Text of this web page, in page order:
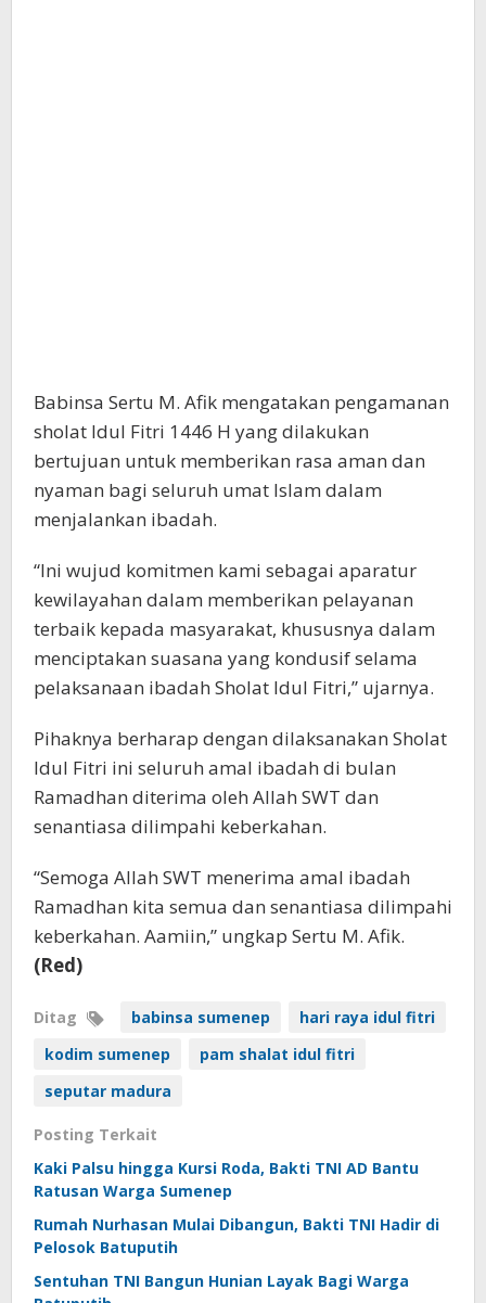
Babinsa Sertu M. Afik mengatakan pengamanan
sholat Idul Fitri 1446 H yang dilakukan
bertujuan untuk memberikan rasa aman dan
nyaman bagi seluruh umat Islam dalam
menjalankan ibadah.
“Ini wujud komitmen kami sebagai aparatur
kewilayahan dalam memberikan pelayanan
terbaik kepada masyarakat, khususnya dalam
menciptakan suasana yang kondusif selama
pelaksanaan ibadah Sholat Idul Fitri,” ujarnya.
Pihaknya berharap dengan dilaksanakan Sholat
Idul Fitri ini seluruh amal ibadah di bulan
Ramadhan diterima oleh Allah SWT dan
senantiasa dilimpahi keberkahan.
“Semoga Allah SWT menerima amal ibadah
Ramadhan kita semua dan senantiasa dilimpahi
keberkahan. Aamiin,” ungkap Sertu M. Afik.
(Red)
Ditag babinsa sumenep
hari raya idul fitri
kodim sumenep
pam shalat idul fitri
seputar madura
Posting Terkait
Kaki Palsu hingga Kursi Roda, Bakti TNI AD Bantu
Ratusan Warga Sumenep
Rumah Nurhasan Mulai Dibangun, Bakti TNI Hadir di
Pelosok Batuputih
Sentuhan TNI Bangun Hunian Layak Bagi Warga